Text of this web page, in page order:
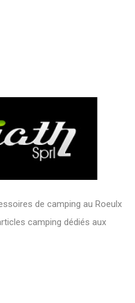
de camping au Roeulx
camping dédiés aux